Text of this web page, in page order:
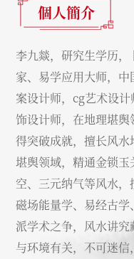
個人簡介
李九燚，研究生学历
家、易学应用大师，
案设计师，cg艺术设
饰设计师，在地理堪
得突破成就，擅长风
堪舆领域，精通金锁
空、三元纳气等风水，
磁场能量学、易经古
派学术之争，风水讲究
与环境有关，不可迷